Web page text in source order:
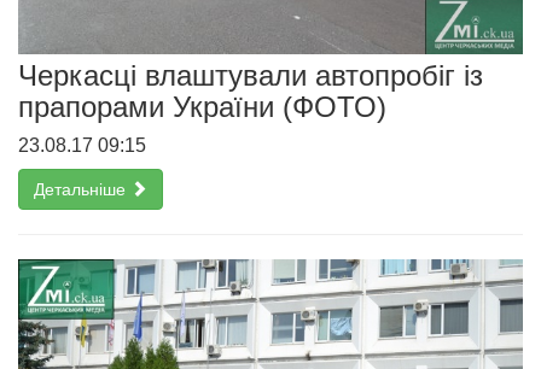
Черкасці влаштували автопробіг із
прапорами України (ФОТО)
23.08.17 09:15
Детальніше